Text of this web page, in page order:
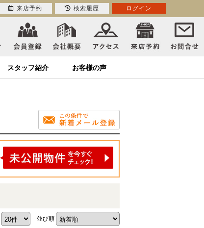
スタッフ紹介 お客様の声
並び順
来店予約 検索履歴 ログイン